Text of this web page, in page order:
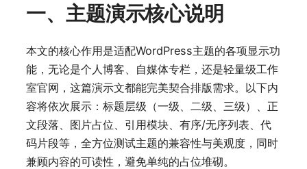
一、主题演示核心说明
本文的核心作用是适配WordPress主题的各项显示功
能，无论是个人博客、自媒体专栏，还是轻量级工作
室官网，这篇演示文都能完美契合排版需求。以下内
容将依次展示：标题层级（一级、二级、三级）、正
文段落、图片占位、引用模块、有序/无序列表、代
码片段等，全方位测试主题的兼容性与美观度，同时
兼顾内容的可读性，避免单纯的占位堆砌。